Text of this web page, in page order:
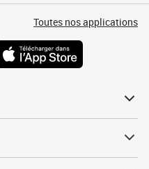
Toutes nos applications